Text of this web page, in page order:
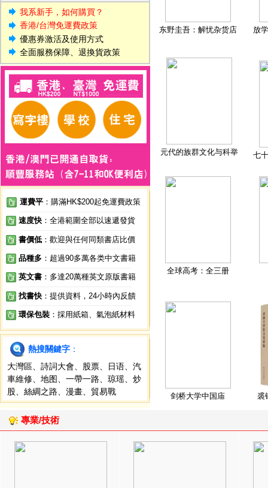
我系新手，如何購買？
香港/台灣免運費政策
優惠券激活及使用方式
全面服務保障、退換貨政策
運費平 ：購滿HK$200起免運費政策
速度快 ：全港範圍全部以速遞發貨
書價低 ：歡迎與任何同類書店比價
品種多 ：超過90多萬各类中文書籍
英文書 ：多達20萬種英文原版書籍
找書快 ：提供資料，24小時內反饋
環保包裝 ：採用紙箱、氣泡紙材料
熱搜關鍵字 ：
大灣區
詩詞大會 股票 日语
汽
車維修
地图 一帶一路 琼瑶
炒
股
絲綢之路 漫畫 貿易戰
东野圭吾：解忧杂货店 放
元代的族群文化与科举 七
全球高考：全三册
剑桥大学中国庙 裘
專業/技術